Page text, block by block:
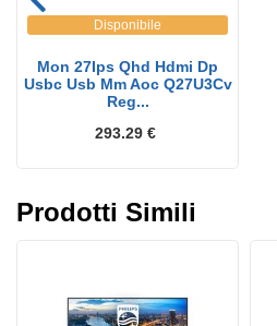
Disponibile
Mon 27Ips Qhd Hdmi Dp
Usbc Usb Mm Aoc Q27U3Cv
Reg...
293.29 €
Prodotti Simili